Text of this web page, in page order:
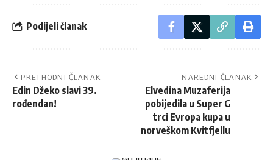
Podijeli članak
PRETHODNI ČLANAK
Edin Džeko slavi 39.
rođendan!
NAREDNI ČLANAK
Elvedina Muzaferija
pobijedila u Super G
trci Evropa kupa u
norveškom Kvitfjellu